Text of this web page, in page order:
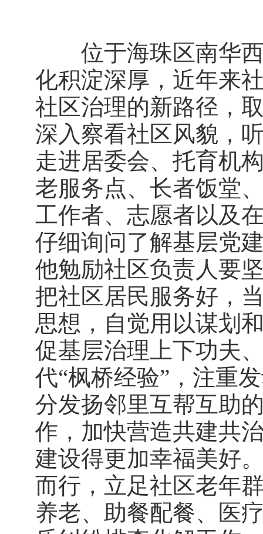
位于海珠区南华西
化积淀深厚，近年来
社区治理的新路径，
深入察看社区风貌，
走进居委会、托育机
老服务点、长者饭堂
工作者、志愿者以及
仔细询问了解基层党
他勉励社区负责人要
把社区居民服务好，
思想，自觉用以谋划
促基层治理上下功夫
代“枫桥经验”，注重
分发扬邻里互帮互助
作，加快营造共建共
建设得更加幸福美好
而行，立足社区老年
养老、助餐配餐、医